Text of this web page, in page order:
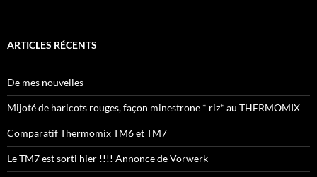
ARTICLES RÉCENTS
De mes nouvelles
Mijoté de haricots rouges, façon minestrone * riz* au THERMOMIX
Comparatif Thermomix TM6 et TM7
Le TM7 est sorti hier !!!! Annonce de Vorwerk